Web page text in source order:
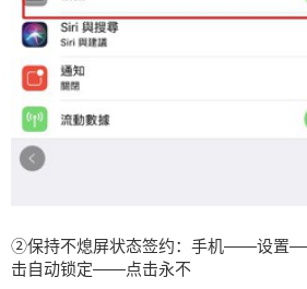
②保持不熄屏状态签约：手机——设置
击自动锁定——点击永不